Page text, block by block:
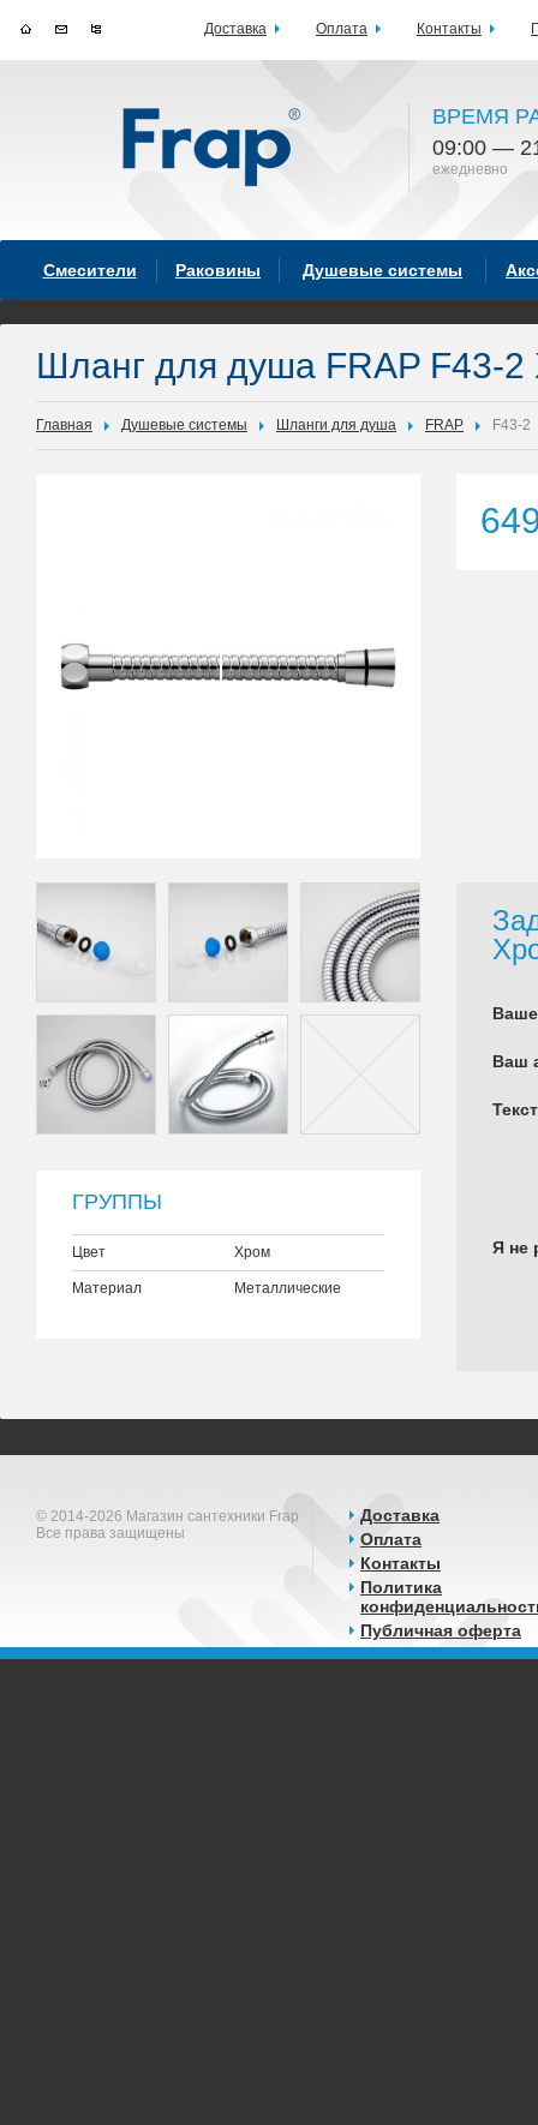
ВРЕМЯ
09:00 —
ежедневно
Смесители Раковины Душевые системы
Шланг для душа FRAP F43-
Главная Душевые системы Шланги для душа FRAP F43-2
ГРУППЫ
Цвет Хром
Материал Металлические
Ваш
Я не
© 2014-2026 Магазин сантехники Frap
Все права защищены
Доставка
Оплата
Контакты
Политика
Публичная оферта
Доставка Оплата Контакты